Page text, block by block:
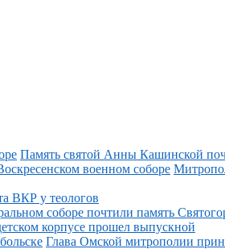
Память святой Анны Кашинской
ВКР у теологов
соборе почтили память
корпусе прошел выпускной
Глава Омской митрополии